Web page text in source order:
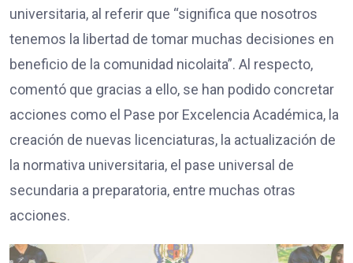
universitaria, al referir que “significa que nosotros
tenemos la libertad de tomar muchas decisiones en
beneficio de la comunidad nicolaita”. Al respecto,
comentó que gracias a ello, se han podido concretar
acciones como el Pase por Excelencia Académica, la
creación de nuevas licenciaturas, la actualización de
la normativa universitaria, el pase universal de
secundaria a preparatoria, entre muchas otras
acciones.